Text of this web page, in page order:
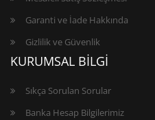
Garanti ve İade Hakkında
Gizlilik ve Güvenlik
KURUMSAL BİLGİ
Sıkça Sorulan Sorular
Banka Hesap Bilgilerimiz